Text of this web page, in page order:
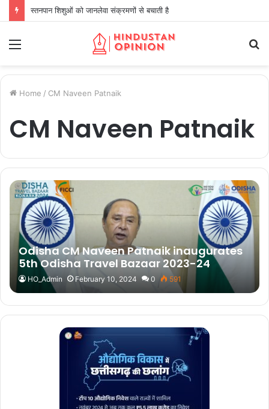
स्तनपान शिशुओं को जानलेवा संक्रमणों से बचाती है
Home / CM Naveen Patnaik
CM Naveen Patnaik
Odisha CM Naveen Patnaik inaugurates
5th Odisha Travel Bazaar 2023-24
HO_Admin February 10, 2024 0 591